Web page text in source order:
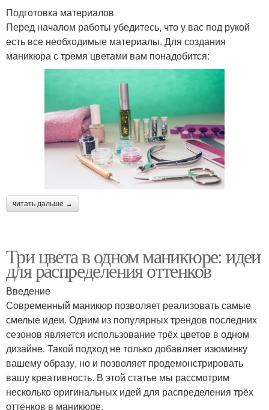
Подготовка материалов
Перед началом работы убедитесь, что у вас под рукой
есть все необходимые материалы. Для создания
маникюра с тремя цветами вам понадобится:
читать дальше →
Три цвета в одном маникюре: идеи
для распределения оттенков
Введение
Современный маникюр позволяет реализовать самые
смелые идеи. Одним из популярных трендов последних
сезонов является использование трёх цветов в одном
дизайне. Такой подход не только добавляет изюминку
вашему образу, но и позволяет продемонстрировать
вашу креативность. В этой статье мы рассмотрим
несколько оригинальных идей для распределения трёх
оттенков в маникюре.